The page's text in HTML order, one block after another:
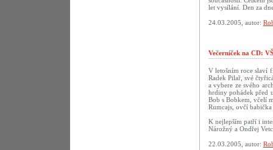
let vysílání. Den za
24.03.2005, autor:
Večerníček na CD:
V letošním roce slaví
Radek Pilař, své
a vybere ze svého
hrdiny pohádek před
Bob s Bobkem, včelí
Rumcajs, ovčí
K nejlepším patří i
Nárožný a Ondřej
22.03.2005, autor: